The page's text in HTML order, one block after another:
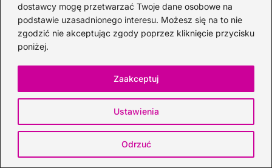
dostawcy mogę przetwarzać Twoje dane osobowe na
podstawie uzasadnionego interesu. Możesz się na to nie
zgodzić nie akceptując zgody poprzez kliknięcie przycisku
poniżej.
Ustawienia
Odrzuć
Zaakceptuj
Jack Daniel’s klasyczna whisky — idealny
prezent dla mężczyzny
2026-07-30